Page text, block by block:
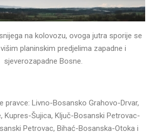
na kolovozu, ovoga jutra sporije se
planinskim predjelima zapadne i
sjeverozapadne Bosne.
pravce: Livno-Bosansko Grahovo-Drvar,
Kupres-Šujica, Ključ-Bosanski Petrovac-
Petrovac, Bihać-Bosanska-Otoka i